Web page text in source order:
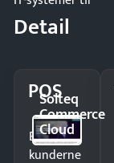
Detail
POS
Solteq
Commerce
Cloud
Ekspedér
kunderne